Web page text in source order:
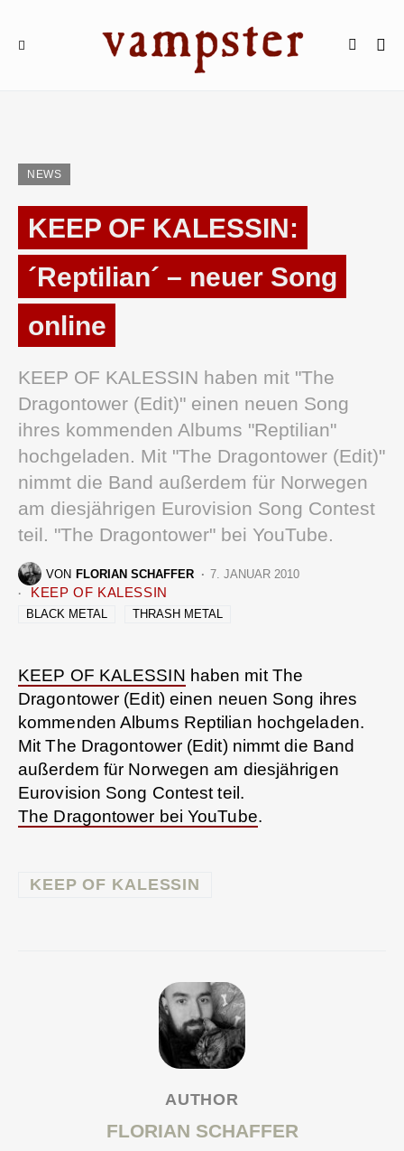
NEWS
KEEP OF KALESSIN:
´Reptilian´ – neuer Song
online
KEEP OF KALESSIN haben mit "The
Dragontower (Edit)" einen neuen Song
ihres kommenden Albums "Reptilian"
hochgeladen. Mit "The Dragontower (Edit)"
nimmt die Band außerdem für Norwegen
am diesjährigen Eurovision Song Contest
teil. "The Dragontower" bei YouTube.
VON FLORIAN SCHAFFER 7. JANUAR 2010
KEEP OF KALESSIN
BLACK METAL THRASH METAL
KEEP OF KALESSIN haben mit The
Dragontower (Edit) einen neuen Song ihres
kommenden Albums Reptilian hochgeladen.
Mit The Dragontower (Edit) nimmt die Band
außerdem für Norwegen am diesjährigen
Eurovision Song Contest teil.
The Dragontower bei YouTube.
KEEP OF KALESSIN
AUTHOR
FLORIAN SCHAFFER